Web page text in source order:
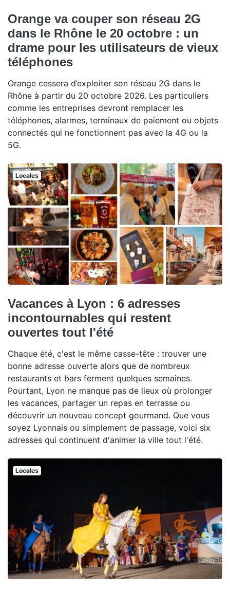
Orange va couper son réseau 2G
dans le Rhône le 20 octobre : un
drame pour les utilisateurs de vieux
téléphones
Orange cessera d’exploiter son réseau 2G dans le
Rhône à partir du 20 octobre 2026. Les particuliers
comme les entreprises devront remplacer les
téléphones, alarmes, terminaux de paiement ou objets
connectés qui ne fonctionnent pas avec la 4G ou la
5G.
Locales
Vacances à Lyon : 6 adresses
incontournables qui restent
ouvertes tout l'été
Chaque été, c'est le même casse-tête : trouver une
bonne adresse ouverte alors que de nombreux
restaurants et bars ferment quelques semaines.
Pourtant, Lyon ne manque pas de lieux où prolonger
les vacances, partager un repas en terrasse ou
découvrir un nouveau concept gourmand. Que vous
soyez Lyonnais ou simplement de passage, voici six
adresses qui continuent d'animer la ville tout l'été.
Locales